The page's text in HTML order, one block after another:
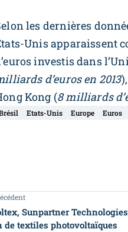
les dernières
Unis apparaissent
investis dans
d’euros en 2013
Kong (8 milliards
Etats-Unis Europe Euros
Sunpartner
de textiles photovoltaïques